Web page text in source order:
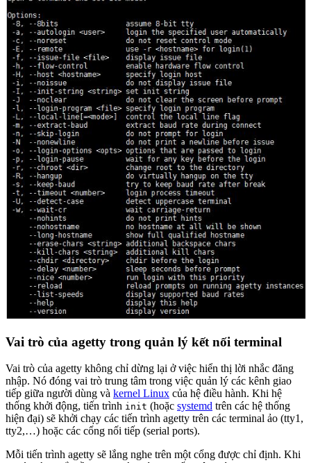
Vai trò của agetty trong quản lý kết nối terminal
Vai trò của agetty không chỉ dừng lại ở việc hiển thị lời nhắc đăng
nhập. Nó đóng vai trò trung tâm trong việc quản lý các kênh giao
tiếp giữa người dùng và kernel Linux của hệ điều hành. Khi hệ
thống khởi động, tiến trình init (hoặc systemd trên các hệ thống
hiện đại) sẽ khởi chạy các tiến trình agetty trên các terminal ảo (tty1,
tty2,…) hoặc các cổng nối tiếp (serial ports).
Mỗi tiến trình agetty sẽ lắng nghe trên một cổng được chỉ định. Khi